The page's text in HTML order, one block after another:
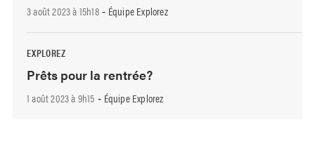
3 août 2023 à 15h18- Équipe Explorez
EXPLOREZ
Prêts pour la rentrée?
1 août 2023 à 9h15 - Équipe Explorez